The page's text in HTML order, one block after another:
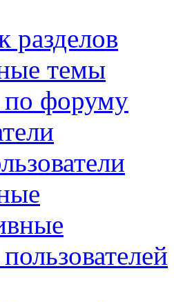
разделов
темы
форуму